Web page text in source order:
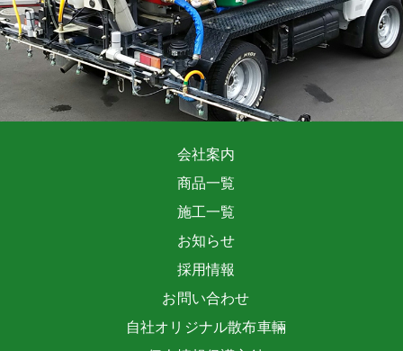
会社案内
商品一覧
施工一覧
お知らせ
採用情報
お問い合わせ
自社オリジナル散布車輛